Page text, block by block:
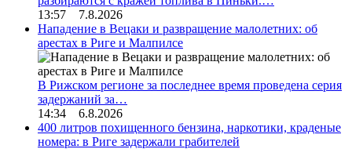
13:57 7.8.2026
Нападение в Вецаки и развращение малолетних: об
арестах в Риге и Малпилсе
В Рижском регионе за последнее время проведена серия
задержаний за…
14:34 6.8.2026
400 литров похищенного бензина, наркотики, краденые
номера: в Риге задержали грабителей